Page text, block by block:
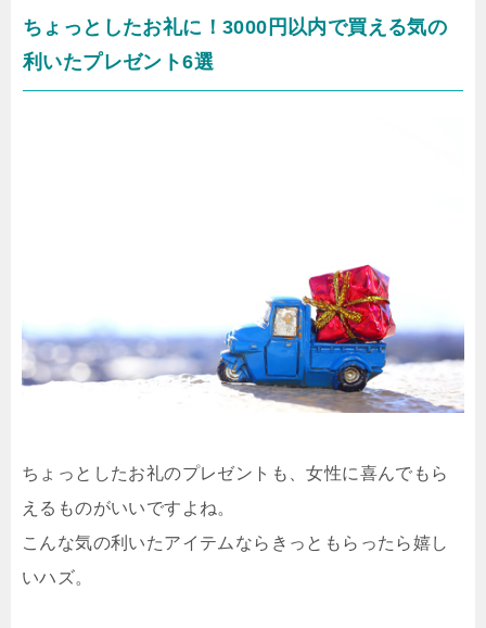
ちょっとしたお礼に！3000円以内で買える気の
利いたプレゼント6選
ちょっとしたお礼のプレゼントも、女性に喜んでもら
えるものがいいですよね。
こんな気の利いたアイテムならきっともらったら嬉し
いハズ。